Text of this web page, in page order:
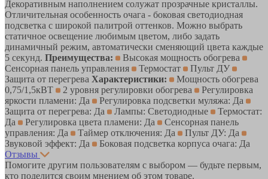
Декоративным наполнением солужат прозрачные кристаллы.
Отличительная особенность очага - боковая светодиодная
подсветка с широкой палитрой оттенков. Можно выбрать
статичное освещение любимым цветом, либо задать
динамичный режим, автоматически сменяющий цвета каждые
5 секунд. Преимущества:
Высокая мощность обогрева
Сенсорная панель управления
Термостат
Пульт ДУ
Защита от перегрева Характеристики:
Мощность обогрева
0,75/1,5кВТ
2 уровня регулировки обогрева
Регулировка
яркости пламени: Да
Регулировка подсветки муляжа: Да
Защита от перегрева: Да
Лампы: Светодиодные
Термостат:
Да
Регулировка цвета пламени: Да
Сенсорная панель
управления: Да
Таймер отключения: Да
Пульт ДУ: Да
Звуковой эффект: Да
Боковая подсветка корпуса очага: Да
Отзывы
Помогите другим пользователям с выбором — будьте первым,
кто поделится своим мнением об этом товаре.